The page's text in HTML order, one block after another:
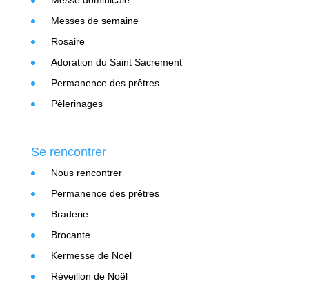
Messes de semaine
Rosaire
Adoration du Saint Sacrement
Permanence des prêtres
Pèlerinages
Se rencontrer
Nous rencontrer
Permanence des prêtres
Braderie
Brocante
Kermesse de Noël
Réveillon de Noël